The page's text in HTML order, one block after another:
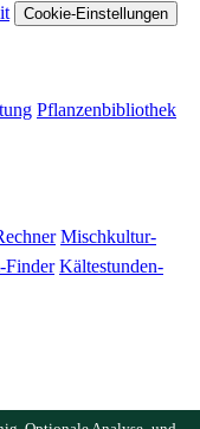
Cookie-Einstellungen
Pflanzenbibliothek
Mischkultur-
Finder Kältestunden-